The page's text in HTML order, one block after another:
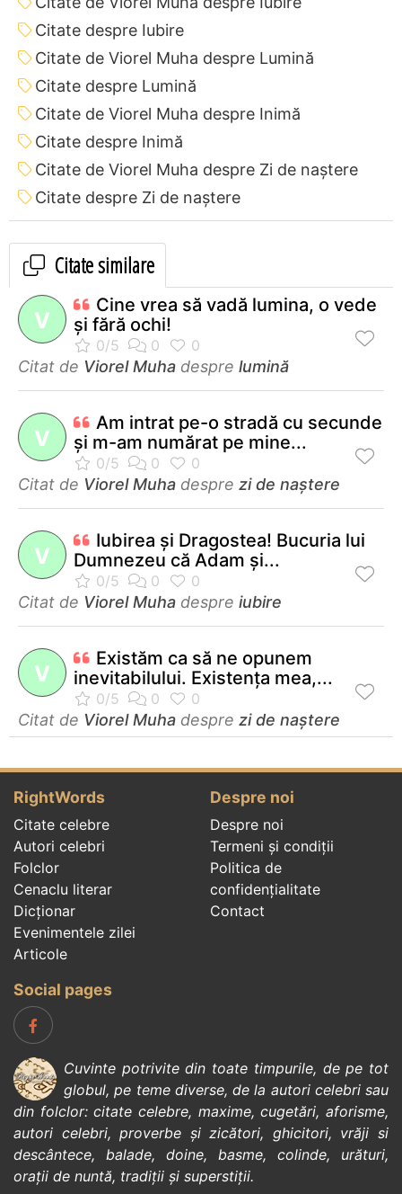
Citate despre Iubire
Citate de Viorel Muha despre Lumină
Citate despre Lumină
Citate de Viorel Muha despre Inimă
Citate despre Inimă
Citate de Viorel Muha despre Zi de naștere
Citate despre Zi de naștere
Citate similare
V
Cine vrea să vadă lumina, o vede
şi fără ochi!
Citat de Viorel Muha despre lumină
V
Am intrat pe-o stradă cu secunde
şi m-am numărat pe mine...
Citat de Viorel Muha despre zi de naștere
V
Iubirea şi Dragostea! Bucuria lui
Dumnezeu că Adam şi...
Citat de Viorel Muha despre iubire
V
Existăm ca să ne opunem
inevitabilului. Existenţa mea,...
Citat de Viorel Muha despre zi de naștere
RightWords
Citate celebre
Autori celebri
Folclor
Cenaclu literar
Dicționar
Evenimentele zilei
Articole
Despre noi
Despre noi
Termeni și condiții
Politica de
confidenţialitate
Contact
Social pages
Cuvinte potrivite din toate timpurile, de pe tot
globul, pe teme diverse, de la autori celebrisau
din folclor:citate celebre, maxime,cugetări,aforisme,
autori celebri,proverbe și zicători, ghicitori, vrăji si
descântece, balade, doine, basme, colinde, urături,
orații de nuntă, tradiții și superstiții.